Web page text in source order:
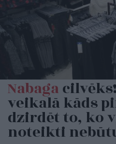
Nabaga
veikalā kāds
dzirdēt to, ko
noteikti